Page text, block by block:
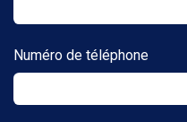
Numéro de téléphone